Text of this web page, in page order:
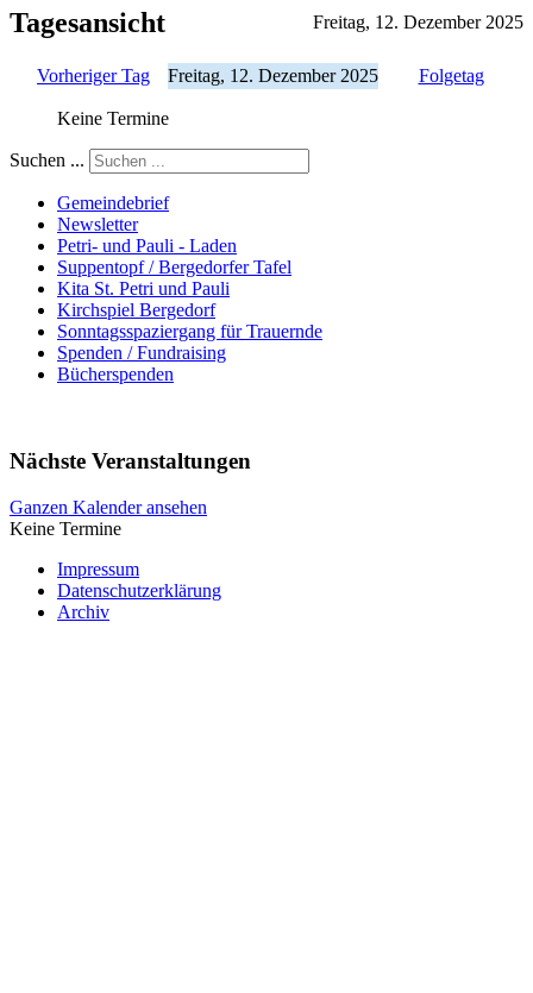
Tagesansicht Freitag, 12. Dezember 2025
Vorheriger Tag Freitag, 12. Dezember 2025 Folgetag
Keine Termine
Suchen ...
Gemeindebrief
Newsletter
Petri- und Pauli - Laden
Suppentopf / Bergedorfer Tafel
Kita St. Petri und Pauli
Kirchspiel Bergedorf
Sonntagsspaziergang für Trauernde
Spenden / Fundraising
Bücherspenden
Nächste Veranstaltungen
Ganzen Kalender ansehen
Keine Termine
Impressum
Datenschutzerklärung
Archiv